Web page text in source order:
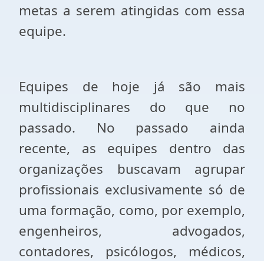
metas a serem atingidas com essa
equipe.
Equipes de hoje já são mais
multidisciplinares do que no
passado. No passado ainda
recente, as equipes dentro das
organizações buscavam agrupar
profissionais exclusivamente só de
uma formação, como, por exemplo,
engenheiros, advogados,
contadores, psicólogos, médicos,